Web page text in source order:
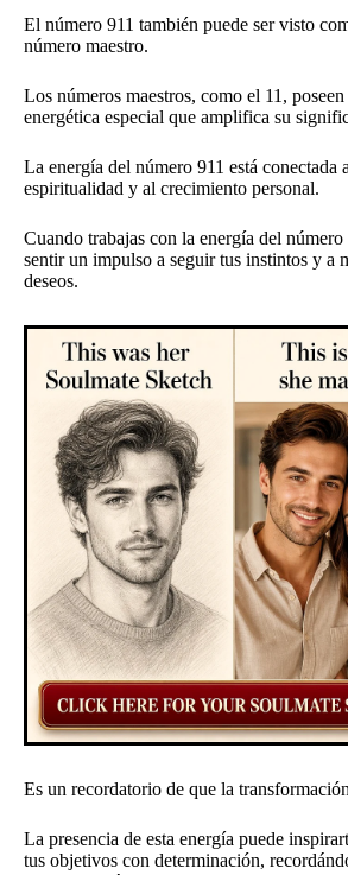
El número 911 también puede ser visto
número maestro.
Los números maestros, como el 11, poseen
energética especial que amplifica su
La energía del número 911 está conectada
espiritualidad y al crecimiento personal.
Cuando trabajas con la energía del número
sentir un impulso a seguir tus instintos y a
deseos.
Es un recordatorio de que la
La presencia de esta energía puede
tus objetivos con determinación,